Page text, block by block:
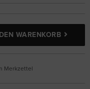
DEN WARENKORB